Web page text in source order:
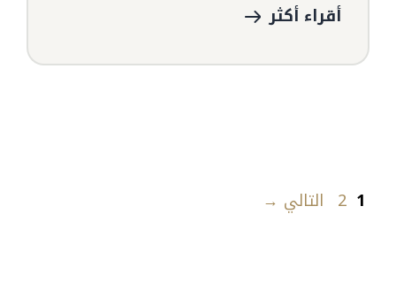
أقراء أكثر
Page
1
Page
2 التالي →